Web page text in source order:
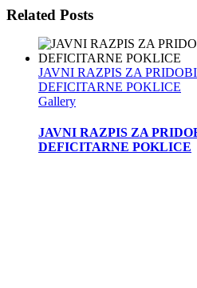
Facebook
Twitter
LinkedIn
WhatsApp
Email
Related Posts
JAVNI RAZPIS ZA
DEFICITARNE POKLICE
Gallery
JAVNI RAZPIS ZA
DEFICITARNE POKLICE